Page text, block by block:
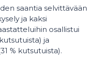
saantia selvittävään
ja kaksi
osallistui
ja
% kutsutuista).